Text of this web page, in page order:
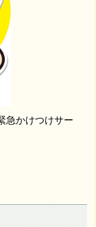
急かけつけサー